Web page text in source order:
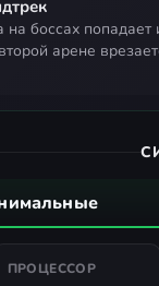
арене
ПРОЦЕССОР